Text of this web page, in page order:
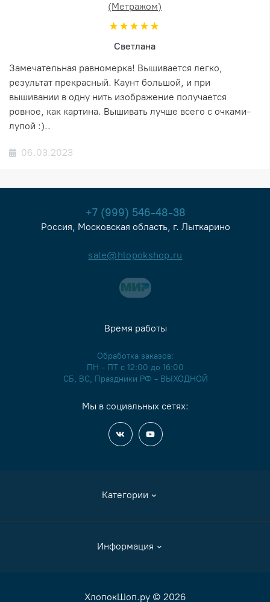
(Метражом)
Светлана
Замечательная равномерка! Вышивается легко,
результат прекрасный. Каунт большой, и при
вышивании в одну нить изображение получается
ровное, как картина. Вышивать лучше всего с очками-
лупой :)..
06.03.2023
+7 (999) 546-48-38
Россия, Московская область, г. Лыткарино
sale@hlopokshop.ru
Категории
Аксессуары
Информация
Как сделать заказ
Время работы
Обработка заказов:
ПН - ПТ с 12:00 до 16:00
СБ, ВС, Праздники РФ - ВЫХОДНОЙ
Мы в социальных сетях:
ХлопокШоп.ру © 2026